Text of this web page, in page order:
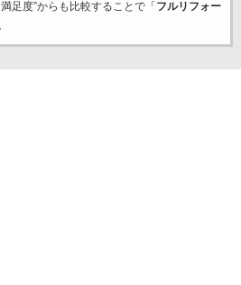
足度”からも比較することで「 フルリフォー